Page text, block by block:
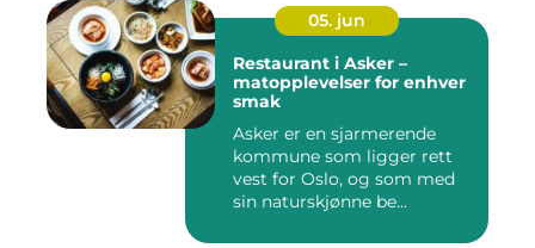
05. jun
Restaurant i Asker –
matopplevelser for enhver
smak
Asker er en sjarmerende
kommune som ligger rett
vest for Oslo, og som med
sin naturskjønne be...